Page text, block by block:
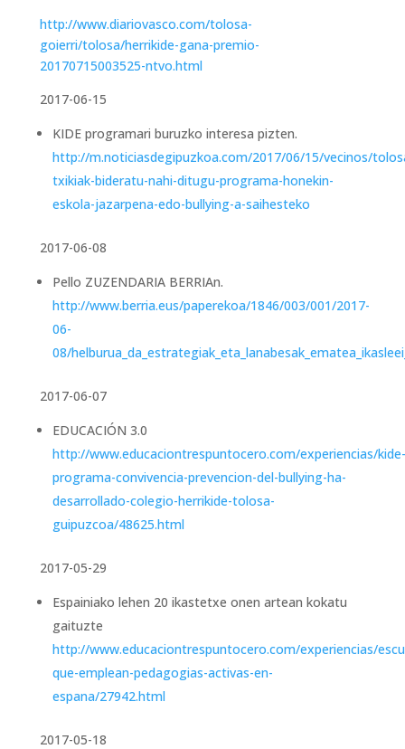
http://www.diariovasco.com/tolosa-
goierri/tolosa/herrikide-gana-premio-
20170715003525-ntvo.html
2017-06-15
KIDE programari buruzko interesa pizten.
http://m.noticiasdegipuzkoa.com/2017/06/15/vecinos/
txikiak-bideratu-nahi-ditugu-programa-honekin-
eskola-jazarpena-edo-bullying-a-saihesteko
2017-06-08
Pello ZUZENDARIA BERRIAn.
http://www.berria.eus/paperekoa/1846/003/001/2017-
06-
08/
2017-06-07
EDUCACIÓN 3.0
http://www.educaciontrespuntocero.com/experiencias/kide-
programa-convivencia-prevencion-del-bullying-ha-
desarrollado-colegio-herrikide-tolosa-
guipuzcoa/48625.html
2017-05-29
Espainiako lehen 20 ikastetxe onen artean kokatu
gaituzte
http://www.educaciontrespuntocero.com/experiencias/
que-emplean-pedagogias-activas-en-
espana/27942.html
2017-05-18